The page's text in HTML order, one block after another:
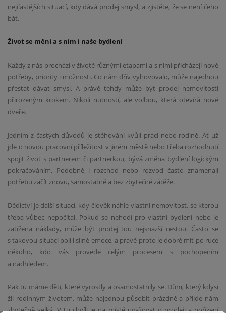
nejčastějších situací, kdy dává prodej smysl, a zjistěte, že se není čeho
bát.
Život se mění a s ním i naše bydlení
Každý z nás prochází v životě různými etapami a s nimi přicházejí nové
potřeby, priority i možnosti. Co nám dřív vyhovovalo, může najednou
přestat dávat smysl. A právě tehdy může být prodej nemovitosti
přirozeným krokem. Nikoli nutností, ale volbou, která otevírá nové
dveře.
Jedním z častých důvodů je stěhování kvůli práci nebo rodině. Ať už
jde o novou pracovní příležitost v jiném městě nebo třeba rozhodnutí
spojit život s partnerem či partnerkou, bývá změna bydlení logickým
pokračováním. Podobně i rozchod nebo rozvod často znamenají
potřebu začít znovu, samostatně a bez zbytečné zátěže.
Dědictví je další situací, kdy člověk náhle vlastní nemovitost, se kterou
třeba vůbec nepočítal. Pokud se nehodí pro vlastní bydlení nebo je
zatížena náklady, může být prodej tou nejsnazší cestou. Často se
s takovou situací pojí i silné emoce, a právě proto je dobré mít po ruce
někoho, kdo vás provede celým procesem s pochopením
a nadhledem.
Pak tu máme děti, které vyrostly a osamostatnily se. Dům, který kdysi
žil rodinným životem, může najednou působit prázdně a přijde nám
zbytečně velký. V tu chvíli je na místě uvažovat o prodeji a pořízení